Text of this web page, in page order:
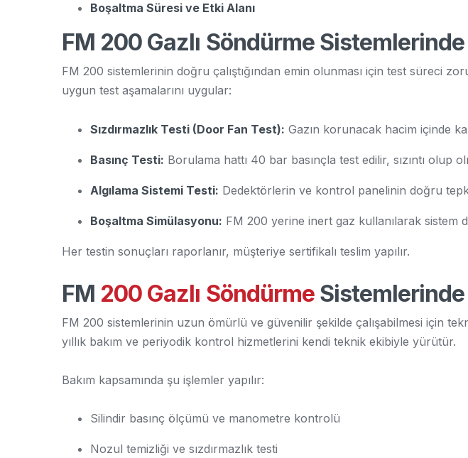
Boşaltma Süresi ve Etki Alanı
FM 200 Gazlı Söndürme
FM 200 sistemlerinin doğru çalıştığından emin olunması için test süreci
uygun test aşamalarını uygular:
Sızdırmazlık Testi (Door Fan Test): Gazın korunacak hacim içinde
Basınç Testi: Borulama hattı 40 bar basınçla test edilir, sızıntı olup
Algılama Sistemi Testi: Dedektörlerin ve kontrol panelinin doğru
Boşaltma Simülasyonu: FM 200 yerine inert gaz kullanılarak sistem
Her testin sonuçları raporlanır, müşteriye sertifikalı teslim yapılır.
FM 200 Gazlı SöndürmeSistemlerinde
FM 200 sistemlerinin uzun ömürlü ve güvenilir şekilde çalışabilmesi için
yıllık bakım ve periyodik kontrol hizmetlerini kendi teknik ekibiyle yürütür.
Bakım kapsamında şu işlemler yapılır:
Silindir basınç ölçümü ve manometre kontrolü
Nozul temizliği ve sızdırmazlık testi